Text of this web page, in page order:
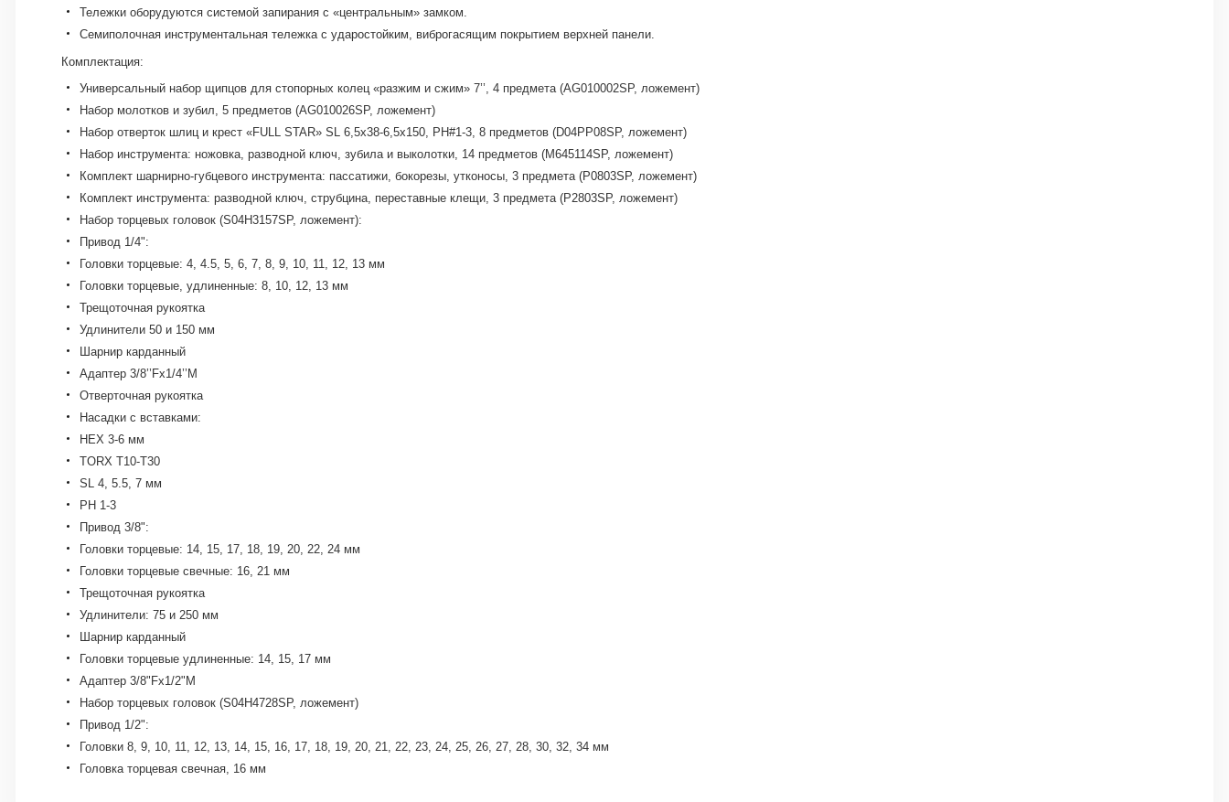
Тележки оборудуются системой запирания с «центральным» замком.
Семиполочная инструментальная тележка с ударостойким, виброгасящим покрытием верхней панели.
Комплектация:
Универсальный набор щипцов для стопорных колец «разжим и сжим» 7’’, 4 предмета (AG010002SP, ложемент)
Набор молотков и зубил, 5 предметов (AG010026SP, ложемент)
Набор отверток шлиц и крест «FULL STAR» SL 6,5х38-6,5х150, PH#1-3, 8 предметов (D04PP08SP, ложемент)
Набор инструмента: ножовка, разводной ключ, зубила и выколотки, 14 предметов (M645114SP, ложемент)
Комплект шарнирно-губцевого инструмента: пассатижи, бокорезы, утконосы, 3 предмета (P0803SP, ложемент)
Комплект инструмента: разводной ключ, струбцина, переставные клещи, 3 предмета (P2803SP, ложемент)
Набор торцевых головок (S04H3157SP, ложемент):
Привод 1/4":
Головки торцевые: 4, 4.5, 5, 6, 7, 8, 9, 10, 11, 12, 13 мм
Головки торцевые, удлиненные: 8, 10, 12, 13 мм
Трещоточная рукоятка
Удлинители 50 и 150 мм
Шарнир карданный
Адаптер 3/8’’Fх1/4’’M
Отверточная рукоятка
Насадки с вставками:
HEX 3-6 мм
TORX Т10-Т30
SL 4, 5.5, 7 мм
PH 1-3
Привод 3/8":
Головки торцевые: 14, 15, 17, 18, 19, 20, 22, 24 мм
Головки торцевые свечные: 16, 21 мм
Трещоточная рукоятка
Удлинители: 75 и 250 мм
Шарнир карданный
Головки торцевые удлиненные: 14, 15, 17 мм
Адаптер 3/8"Fх1/2"M
Набор торцевых головок (S04H4728SP, ложемент)
Привод 1/2":
Головки 8, 9, 10, 11, 12, 13, 14, 15, 16, 17, 18, 19, 20, 21, 22, 23, 24, 25, 26, 27, 28, 30, 32, 34 мм
Головка торцевая свечная, 16 мм